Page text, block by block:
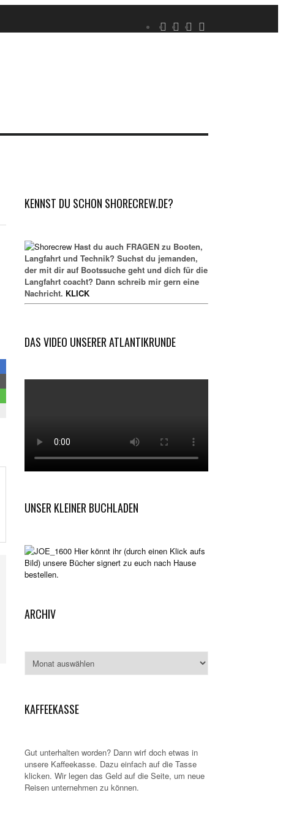
KENNST DU SCHON SHORECREW.DE?
Hast du auch FRAGEN zu Booten,
Langfahrt und Technik? Suchst du jemanden,
der mit dir auf Bootssuche geht und dich für die
Langfahrt coacht? Dann schreib mir gern eine
Nachricht. KLICK
DAS VIDEO UNSERER ATLANTIKRUNDE
UNSER KLEINER BUCHLADEN
Hier könnt ihr (durch einen Klick aufs
Bild) unsere Bücher signert zu euch nach Hause
bestellen.
ARCHIV
KAFFEEKASSE
Gut unterhalten worden? Dann wirf doch etwas in
unsere Kaffeekasse. Dazu einfach auf die Tasse
klicken. Wir legen das Geld auf die Seite, um neue
Reisen unternehmen zu können.